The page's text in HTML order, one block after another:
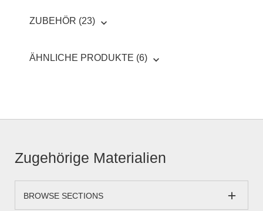
ZUBEHÖR (23)
ÄHNLICHE PRODUKTE (6)
Zugehörige Materialien
BROWSE SECTIONS